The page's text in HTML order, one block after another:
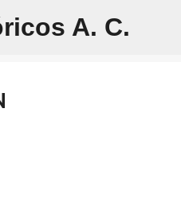
principal A. C.